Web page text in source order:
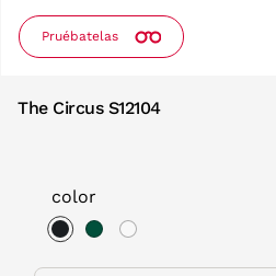
Pruébatelas
The Circus S12104
color